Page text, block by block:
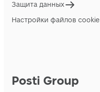
Защита данных
Настройки файлов cookie
Posti Group